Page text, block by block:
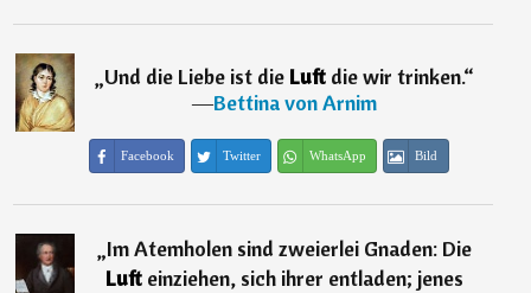
„Und die Liebe ist die Luft die wir trinken.“
―Bettina von Arnim
Facebook Twitter WhatsApp Bild
„Im Atemholen sind zweierlei Gnaden: Die
Luft einziehen, sich ihrer entladen; jenes